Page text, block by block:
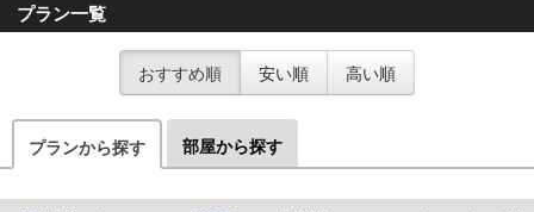
プラン一覧
おすすめ順 安い順 高い順
プランから探す 部屋から探す